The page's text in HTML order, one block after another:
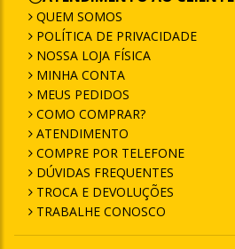
QUEM SOMOS
POLÍTICA DE PRIVACIDADE
NOSSA LOJA FÍSICA
MINHA CONTA
MEUS PEDIDOS
COMO COMPRAR?
ATENDIMENTO
COMPRE POR TELEFONE
DÚVIDAS FREQUENTES
TROCA E DEVOLUÇÕES
TRABALHE CONOSCO